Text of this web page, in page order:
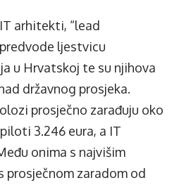
arhitekti, “lead
ljestvicu
u Hrvatskoj te su njihova
državnog prosjeka.
prosječno zarađuju oko
3.246 eura, a IT
onima s najvišim
prosječnom zaradom od